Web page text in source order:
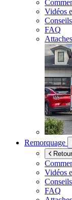
Vidéos
FAQ
Remorquage
Vidéos
FAQ